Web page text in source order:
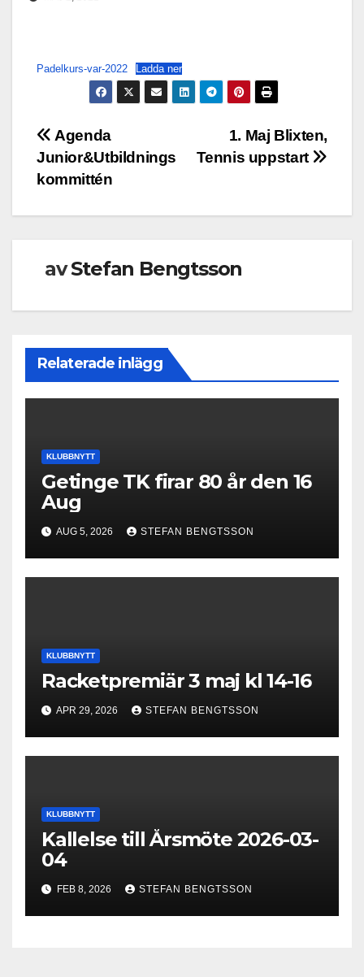
Padelkurs-var-2022 Ladda ner
Inläggsnavigering1. Maj Blixten,
Tennis uppstart
Agenda
Junior&Utbildnings
kommittén
avStefan Bengtsson
Relaterade inlägg
KLUBBNYTT
Getinge TK firar 80 år den 16
Aug
AUG 5, 2026 STEFAN BENGTSSON
KLUBBNYTT
Racketpremiär 3 maj kl 14-16
APR 29, 2026 STEFAN BENGTSSON
KLUBBNYTT
Kallelse till Årsmöte 2026-03-
04
FEB 8, 2026 STEFAN BENGTSSON